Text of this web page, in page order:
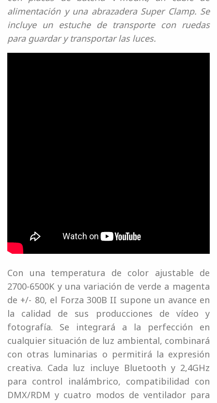
alimentación y una abrazadera Super Clamp. Se
incluye un estuche de transporte con ruedas
para guardar y transportar las luces.
Con una temperatura de color ajustable de
2700-6500K y una variación de verde a magenta
de +/- 80, el Forza 300B II supone un avance en
la calidad de sus producciones de vídeo y
fotografía. Se integrará a la perfección en
cualquier situación de luz ambiental, combinará
con otras luminarias o permitirá la expresión
creativa. Cada luz incluye Bluetooth y 2,4GHz
para control inalámbrico, compatibilidad con
DMX/RDM y cuatro modos de ventilador para